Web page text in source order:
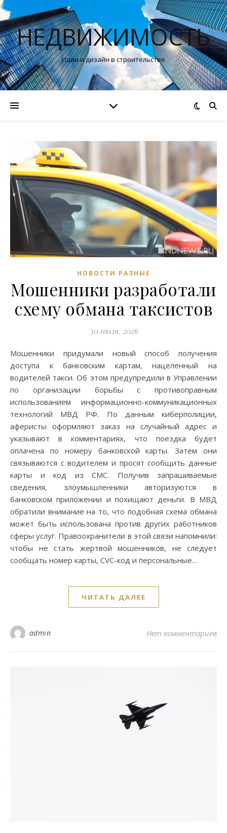
НЕДВИЖИМОСТЬ
Идеи и дизайн в строительстве
НОВОСТИ РАЗНЫЕ
Мошенники разработали
схему обмана таксистов
30 июля, 2026
Мошенники придумали новый способ получения
доступа к банковским картам, нацеленный на
водителей такси. Об этом предупредили в Управлении
по организации борьбы с противоправным
использованием информационно-коммуникационных
технологий МВД РФ. По данным киберполиции,
аферисты оформляют заказ на случайный адрес и
указывают в комментариях, что поездка будет
оплачена по номеру банковской карты. Затем они
связываются с водителем и просят сообщить данные
карты и код из СМС. Получив запрашиваемые
сведения, злоумышленники авторизуются в
банковском приложении и похищают деньги. В МВД
обратили внимание на то, что подобная схема обмана
может быть использована против других работников
сферы услуг. Правоохранители в этой связи напомнили:
чтобы не стать жертвой мошенников, не следует
сообщать номер карты, CVC-код и персональные…
ЧИТАТЬ ДАЛЕЕ
admin Нет комментариев